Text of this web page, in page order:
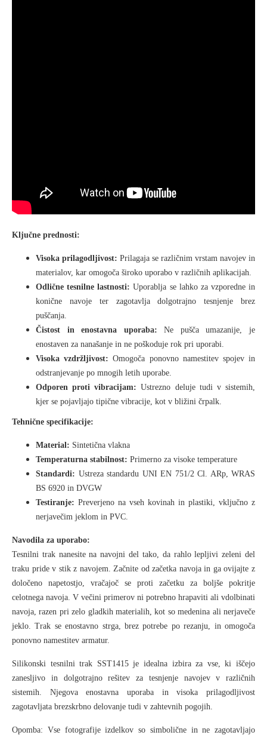
Ključne prednosti:
Visoka prilagodljivost: Prilagaja se različnim vrstam navojev in
materialov, kar omogoča široko uporabo v različnih aplikacijah.
Odlične tesnilne lastnosti: Uporablja se lahko za vzporedne in
konične navoje ter zagotavlja dolgotrajno tesnjenje brez
puščanja.
Čistost in enostavna uporaba:
Ne pušča umazanije, je
enostaven za nanašanje in ne poškoduje rok pri uporabi.
Visoka vzdržljivost: Omogoča ponovno namestitev spojev in
odstranjevanje po mnogih letih uporabe.
Odporen proti vibracijam: Ustrezno deluje tudi v sistemih,
kjer se pojavljajo tipične vibracije, kot v bližini črpalk.
Tehnične specifikacije:
Material: Sintetična vlakna
Temperaturna stabilnost: Primerno za visoke temperature
Standardi: Ustreza standardu UNI EN 751/2 Cl. ARp, WRAS
BS 6920 in DVGW
Testiranje: Preverjeno na vseh kovinah in plastiki, vključno z
nerjavečim jeklom in PVC.
Navodila za uporabo:
Tesnilni trak nanesite na navojni del tako, da rahlo lepljivi zeleni del
traku pride v stik z navojem. Začnite od začetka navoja in ga ovijajte z
določeno napetostjo, vračajoč se proti začetku za boljše pokritje
celotnega navoja. V večini primerov ni potrebno hrapaviti ali vdolbinati
navoja, razen pri zelo gladkih materialih, kot so medenina ali nerjaveče
jeklo. Trak se enostavno strga, brez potrebe po rezanju, in omogoča
ponovno namestitev armatur.
Silikonski tesnilni trak SST1415 je idealna izbira za vse, ki iščejo
zanesljivo in dolgotrajno rešitev za tesnjenje navojev v različnih
sistemih. Njegova enostavna uporaba in visoka prilagodljivost
zagotavljata brezskrbno delovanje tudi v zahtevnih pogojih.
Opomba: Vse fotografije izdelkov so simbolične in ne zagotavljajo